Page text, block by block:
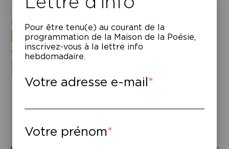
« Voici que les poètes sont des
hommes parmi les hommes,
voici qu’ils ont des frères.»
Paul Éluard
Pour être tenu(e) au courant de la
programmation de la Maison de la Poésie,
inscrivez-vous à la lettre info
hebdomadaire.
Votre adresse e-mail
Votre prénom